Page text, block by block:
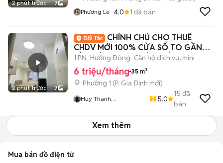
2 phút trước 7
Phương Le 4.0 1 đã bán
2 phút trước 7
CHÍNH CHỦ CHO THUÊ
CHDV MỚI 100% CỬA SỔ TO GẦN
CẦU BÔNG, CHỢ BÀ CHIỂU
1 PN Hướng Đông Căn hộ dịch vụ, mini
6 triệu/tháng 35 m²
Phường 1 (P. Gia Định mới)
Huy Thanh
Chung Cư, Căn Hộ Dịch
Vụ, Phòng Trọ TP.HCM
5.0
15 đã
bán
Xem thêm
Mua bán đồ điện tử